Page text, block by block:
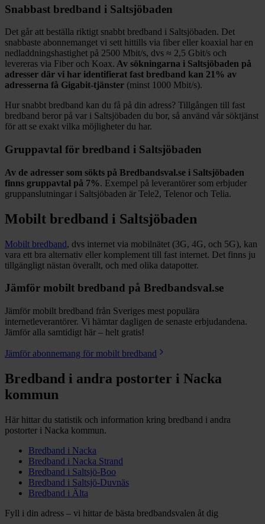
Snabbast bredband i Saltsjöbaden
Det går att beställa riktigt snabbt bredband i Saltsjöbaden. Det
snabbaste abonnemanget vi sett hittills via fiber eller koaxial har en
nedladdningshastighet på 2500 Mbit/s, dvs ≈ 2,5 Gbit/s och
levereras via Fiber och Koax. Av sökningarna i Saltsjöbaden på
adresser där vi har identifierat fast bredband kan 21% av
adresserna få Gigabit-tjänster (minst 1000 Mbit/s).
Hur snabbt bredband kan du få på din adress? Tillgången till fast
bredband beror på var i Saltsjöbaden du bor, så använd vår söktjänst
för att se exakt vilka möjligheter du har.
Gruppavtal för bredband i Saltsjöbaden
Av de adresser som sökts på Bredbandsval.se i Saltsjöbaden
finns gruppavtal på 7%. Exempel på leverantörer som erbjuder
gruppanslutningar i Saltsjöbaden är Tele2, Telenor och Telia.
Mobilt bredband i Saltsjöbaden
Mobilt bredband, dvs internet via mobilnätet (3G, 4G, och 5G), kan
vara ett bra alternativ eller komplement till fast internet. Det finns ju
tillgängligt nästan överallt, och med olika datapotter.
Jämför mobilt bredband på Bredbandsval.se
Jämför mobilt bredband från Sveriges mest populära
internetleverantörer. Vi hämtar dagligen de senaste erbjudandena.
Jämför alla samtidigt här – helt gratis!
Jämför abonnemang för mobilt bredband
Bredband i andra postorter i Nacka
kommun
Här hittar du statistik och information kring bredband i andra
postorter i Nacka kommun.
Bredband i Nacka
Bredband i Nacka Strand
Bredband i Saltsjö-Boo
Bredband i Saltsjö-Duvnäs
Bredband i Älta
Fyll i din adress – vi hittar de bästa bredbandsvalen åt dig